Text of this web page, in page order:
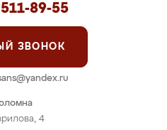
4
511-89-55
ЗВОНОК